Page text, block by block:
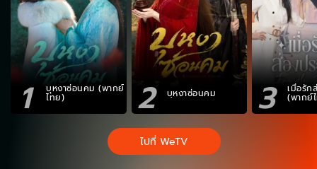
1 บุหงาซ่อนคม (พากย์
ไทย) 2 บุหงาซ่อนคม 3 เมื่อรัก
(พากย์
ไปที่ WeTV